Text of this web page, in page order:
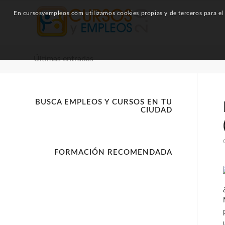
Últimas entradas
BUSCA EMPLEOS Y CURSOS EN TU
CIUDAD
FORMACIÓN RECOMENDADA
En cursosyempleos.com utilizamos cookies propias y de terceros para